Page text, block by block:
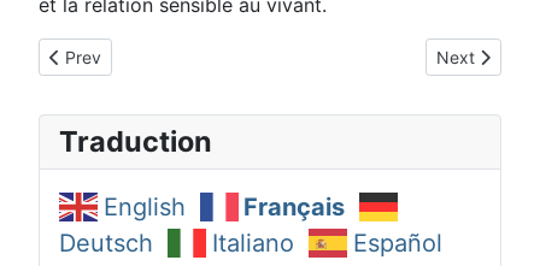
et la relation sensible au vivant.
Previous article: À propos – Christophe Bon - WEB
Prev Next article:
Next
Traduction
English
Français
Deutsch
Italiano Español